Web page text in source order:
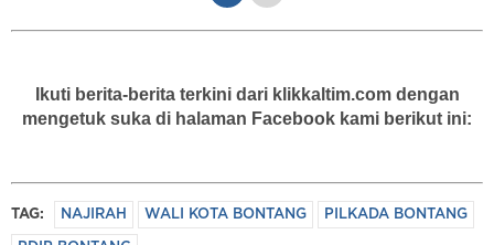
Ikuti berita-berita terkini dari klikkaltim.com dengan
mengetuk suka di halaman Facebook kami berikut ini:
TAG: NAJIRAH WALI KOTA BONTANG PILKADA BONTANG